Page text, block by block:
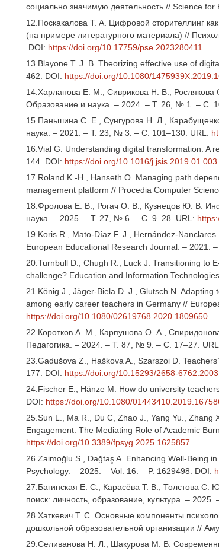
социально значимую деятельность // Science
12.Поскакалова Т. А. Цифровой сторителлинг
(на примере литературного материала) //
DOI: https://doi.org/10.17759/pse.2023280411
13.Blayone T. J. B. Theorizing effective use of
462. DOI: https://doi.org/10.1080/
14.Харланова Е. М., Сиврикова Н. В., Рослякова
Образование и наука. – 2024. – Т. 26, № 1. – С.
15.Паньшина С. Е., Сунгурова Н. Л.,
наука. – 2021. – Т. 23, № 3. – С. 101–130. URL:
16.Vial G. Understanding digital transformation: A
144. DOI: https://doi.org/10.1016/j.jsis.2019.01.003
17.Roland K.-H., Hanseth O. Managing path
management platform // Procedia Computer
18.Фролова Е. В., Рогач О. В., Кузнецов Ю. В.
наука. – 2025. – Т. 27, № 6. – С. 9–28. URL:
19.Koris R., Mato-Díaz F. J., Hernández-
European Educational Research Journal. – 2021.
20.Turnbull D., Chugh R., Luck J. Transitioning to
challenge? Education and Information
21.König J., Jäger-Biela D. J., Glutsch N.
among early career teachers in Germany //
https://doi.org/10.1080/02619768.2020.1809650
22.Коротков А. М., Карпушова О. А.,
Педагогика. – 2024. – Т. 87, № 9. – С. 17–27.
23.Gadušova Z., Haškova A., Szarszoi D.
177. DOI: https://doi.org/10.15293/2658-
24.Fischer E., Hänze M. How do university
DOI: https://doi.org/10.1080/
25.Sun L., Ma R., Du C, Zhao J., Yang Yu., Zhang
Engagement: The Mediating Role of Academic
https://doi.org/10.3389/fpsyg.2025.1625857
26.Zaimoğlu S., Dağtaş A. Enhancing Well-Being
Psychology. – 2025. – Vol. 16. – P. 1629498. DOI:
27.Багинская Е. С., Карасёва Т. В., Толстова С.
поиск: личность, образование, культура. –
28.Хаткевич Т. С. Основные компоненты
дошкольной образовательной организации //
29.Селиванова Н. Л., Шакурова М. В.